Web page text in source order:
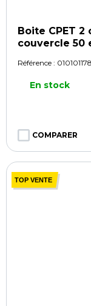
Boite CPET
couvercle 50
Référence :
En stock
COMPARER
TOP VENTE